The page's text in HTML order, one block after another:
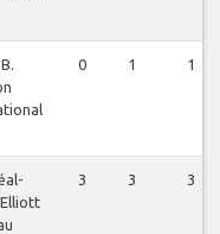
0 1 1
3 3 3